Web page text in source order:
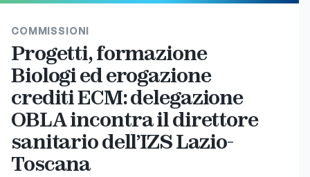
COMMISSIONI
Progetti, formazione
Biologi ed erogazione
crediti ECM: delegazione
OBLA incontra il direttore
sanitario dell’IZS Lazio-
Toscana